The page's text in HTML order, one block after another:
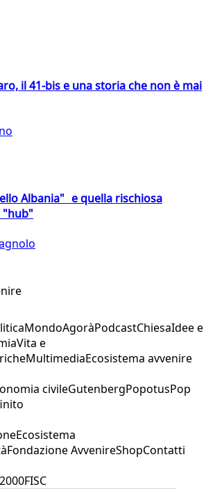
il 41-bis e una storia che non è mai
Albania" e quella rischiosa
"hub"
MondoAgoràPodcastChiesaIdee e
Vita e
MultimediaEcosistema avvenire
civileGutenbergPopotusPop
Ecosistema
Fondazione AvvenireShopContatti
FISC